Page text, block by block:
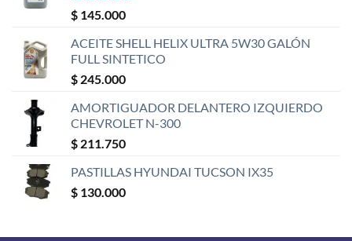
Valorado
con
$ 145.000
ACEITE SHELL HELIX ULTRA 5W30 GALÓN
FULL SINTETICO
$ 245.000
AMORTIGUADOR DELANTERO IZQUIERDO
CHEVROLET N-300
$ 211.750
PASTILLAS HYUNDAI TUCSON IX35
$ 130.000